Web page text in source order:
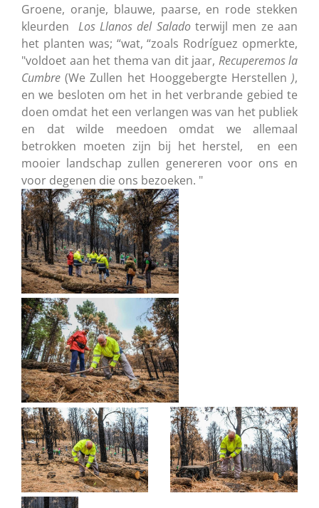
Groene, oranje, blauwe, paarse, en rode stekken
kleurden Los Llanos del Saladoterwijl men ze aan
het planten was; “wat, “zoals Rodríguez opmerkte,
"voldoet aan het thema van dit jaar, Recuperemos la
Cumbre(We Zullen het Hooggebergte Herstellen ),
en we besloten om het in het verbrande gebied te
doen omdat het een verlangen was van het publiek
en dat wilde meedoen omdat we allemaal
betrokken moeten zijn bij het herstel, en een
mooier landschap zullen genereren voor ons en
voor degenen die ons bezoeken. "